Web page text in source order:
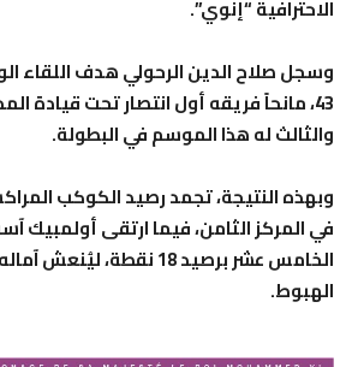
الاحترافية “إنوي”.
وسجل صلاح الدين الرحولي هدف اللقاء
43، مانحاً فريقه أول انتصار تحت قيادة
والثالث له هذا الموسم في البطولة.
في المركز الثامن، فيما ارتقى أولمبيك
الخامس عشر برصيد 18 نقطة،
الهبوط.